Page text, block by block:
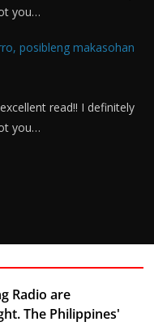
you…
posibleng makasohan
read!! I definitely
you…
Radio are
The Philippines'